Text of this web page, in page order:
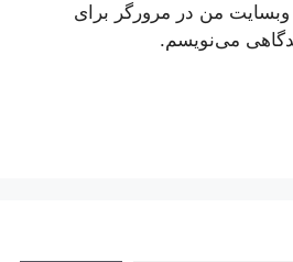
وبسایت من در مرورگر برای
می‌نویسم.